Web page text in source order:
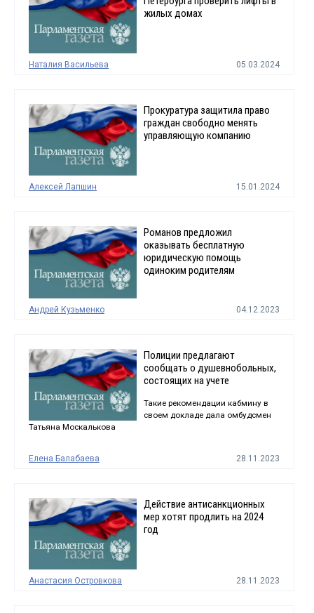
жилых домах
Наталия Васильева 05.03.2024
Прокуратура защитила право
граждан свободно менять
управляющую компанию
Алексей Лапшин 15.01.2024
Романов предложил
оказывать бесплатную
юридическую помощь
одиноким родителям
Андрей Кузьменко 04.12.2023
Полиции предлагают
сообщать о душевнобольных,
состоящих на учете
Такие рекомендации кабмину в
своем докладе дала омбудсмен
Татьяна Москалькова
Елена Балабаева 28.11.2023
Действие антисанкционных
мер хотят продлить на 2024
год
Анастасия Островкова 28.11.2023